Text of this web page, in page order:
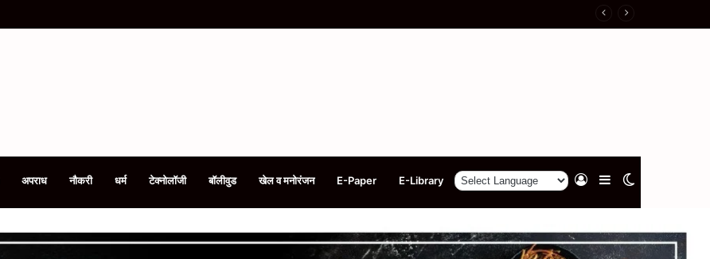
अपराध नौकरी धर्म टेक्नोलॉजी बॉलीवुड खेल व मनोरंजन E-Paper E-Library Sidebar
Log